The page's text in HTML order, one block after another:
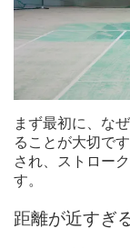
まず最初に、な
ることが大切で
され、ストロー
す。
距離が近すぎ